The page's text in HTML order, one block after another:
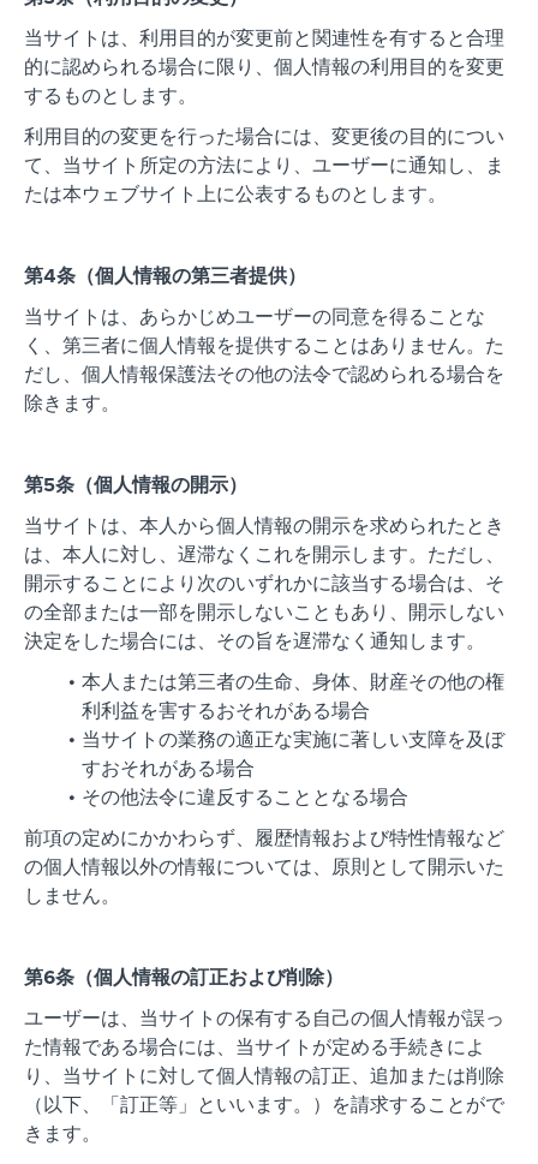
当サイトは、利用目的が変更前と関連性を有すると合理
的に認められる場合に限り、個人情報の利用目的を変更
するものとします。
利用目的の変更を行った場合には、変更後の目的につい
て、当サイト所定の方法により、ユーザーに通知し、ま
たは本ウェブサイト上に公表するものとします。
第4条（個人情報の第三者提供）
当サイトは、あらかじめユーザーの同意を得ることな
く、第三者に個人情報を提供することはありません。た
だし、個人情報保護法その他の法令で認められる場合を
除きます。
第5条（個人情報の開示）
当サイトは、本人から個人情報の開示を求められたとき
は、本人に対し、遅滞なくこれを開示します。ただし、
開示することにより次のいずれかに該当する場合は、そ
の全部または一部を開示しないこともあり、開示しない
決定をした場合には、その旨を遅滞なく通知します。
本人または第三者の生命、身体、財産その他の権
利利益を害するおそれがある場合
当サイトの業務の適正な実施に著しい支障を及ぼ
すおそれがある場合
その他法令に違反することとなる場合
前項の定めにかかわらず、履歴情報および特性情報など
の個人情報以外の情報については、原則として開示いた
しません。
第6条（個人情報の訂正および削除）
ユーザーは、当サイトの保有する自己の個人情報が誤っ
た情報である場合には、当サイトが定める手続きによ
り、当サイトに対して個人情報の訂正、追加または削除
（以下、「訂正等」といいます。）を請求することがで
きます。